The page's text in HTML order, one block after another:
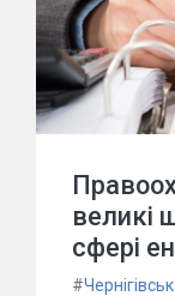
великі
сфері
#